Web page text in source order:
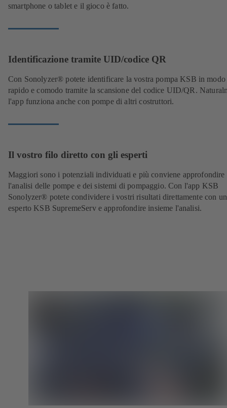
smartphone o tablet e il gioco è fatto.
Identificazione tramite UID/codice QR
Con Sonolyzer® potete identificare la vostra pompa KSB in modo
rapido e comodo tramite la scansione del codice UID/QR.
l'app funziona anche con pompe di altri costruttori.
Il vostro filo diretto con gli esperti
Maggiori sono i potenziali individuati e più conviene approfondire
l'analisi delle pompe e dei sistemi di pompaggio. Con l'app KSB
Sonolyzer® potete condividere i vostri risultati direttamente con un
esperto KSB SupremeServ e approfondire insieme l'analisi.